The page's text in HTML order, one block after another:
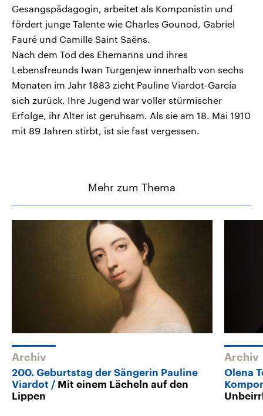
Gesangspädagogin, arbeitet als Komponistin und
fördert junge Talente wie Charles Gounod, Gabriel
Fauré und Camille Saint Saëns.
Nach dem Tod des Ehemanns und ihres
Lebensfreunds Iwan Turgenjew innerhalb von sechs
Monaten im Jahr 1883 zieht Pauline Viardot-García
sich zurück. Ihre Jugend war voller stürmischer
Erfolge, ihr Alter ist geruhsam. Als sie am 18. Mai 1910
mit 89 Jahren stirbt, ist sie fast vergessen.
Mehr zum Thema
Archiv
200. Geburtstag der Sängerin Pauline
Viardot
Mit einem Lächeln auf den
Lippen
Archiv
Olena